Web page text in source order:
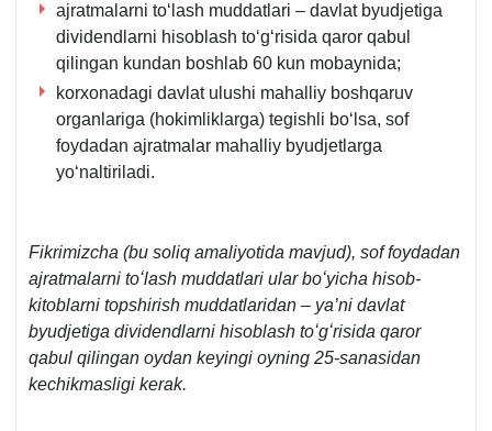
ajratmalarni toʻlash muddatlari – davlat byudjetiga
dividendlarni hisoblash toʻgʻrisida qaror qabul
qilingan kundan boshlab 60 kun mobaynida;
korхonadagi davlat ulushi mahalliy boshqaruv
organlariga (hokimliklarga) tegishli boʻlsa, sof
foydadan ajratmalar mahalliy byudjetlarga
yoʻnaltiriladi.
Fikrimizcha (bu soliq amaliyotida mavjud), sof foydadan
ajratmalarni toʻlash muddatlari ular boʻyicha hisob-
kitoblarni topshirish muddatlaridan – ya’ni davlat
byudjetiga dividendlarni hisoblash toʻgʻrisida qaror
qabul qilingan oydan keyingi oyning 25-sanasidan
kechikmasligi kerak.